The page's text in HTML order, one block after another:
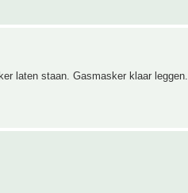
laten staan. Gasmasker klaar leggen.